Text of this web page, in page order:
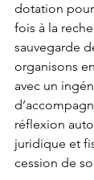
dotation
fois à la
sauvegarde
organisons
avec un
réflexion
juridique et
cession de